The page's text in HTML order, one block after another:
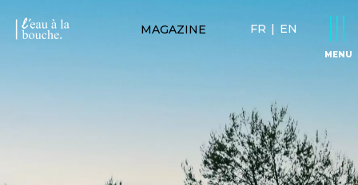
FR EN
MAGAZINE